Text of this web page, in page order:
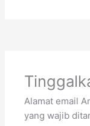
Alamat email
yang wajib